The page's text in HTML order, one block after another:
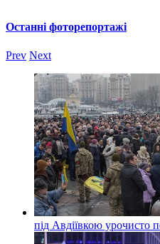
Останні фоторепортажі
Prev Next
під Авдіївкою урочисто